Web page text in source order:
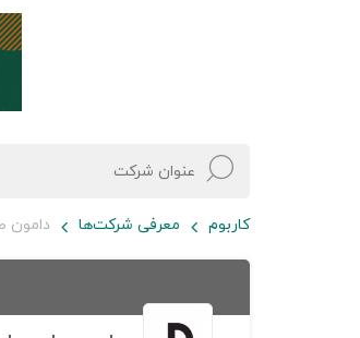
کاربوم معرفی شرکت‌ها دامون